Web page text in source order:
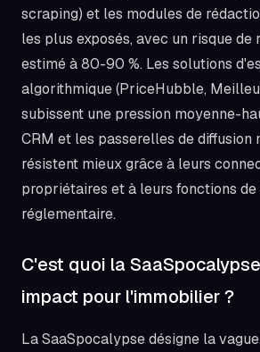
scraping) et les modules de
les plus exposés, avec un risque de
estimé à 80-90 %. Les solutions
algorithmique (PriceHubble,
subissent une pression moyenne-
CRM et les passerelles de
résistent mieux grâce à leurs
propriétaires et à leurs fonctions
réglementaire.
C'est quoi la
impact pour l'immobilier ?
La SaaSpocalypse désigne la